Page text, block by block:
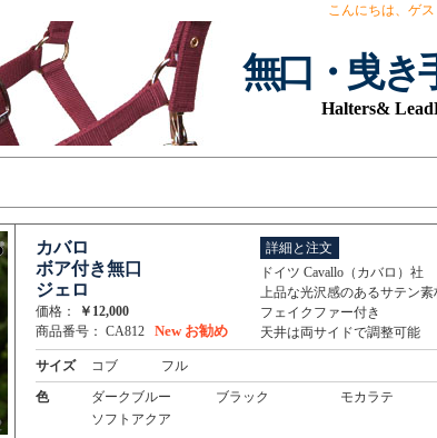
無口・曵き
Halters&
カバロ
ボア付き無口
ジェロ
価格：
￥12,000
商品番号： CA812 New お勧め
詳細と注文
ドイツ Cavallo（カバロ）社
上品な光沢感のあるサテン素
フェイクファー付き
天井は両サイドで調整可能
サイズ コブ
フル
色
ダークブルー ブラック モカラテ
ソフトアクア
こんにちは、 ゲ